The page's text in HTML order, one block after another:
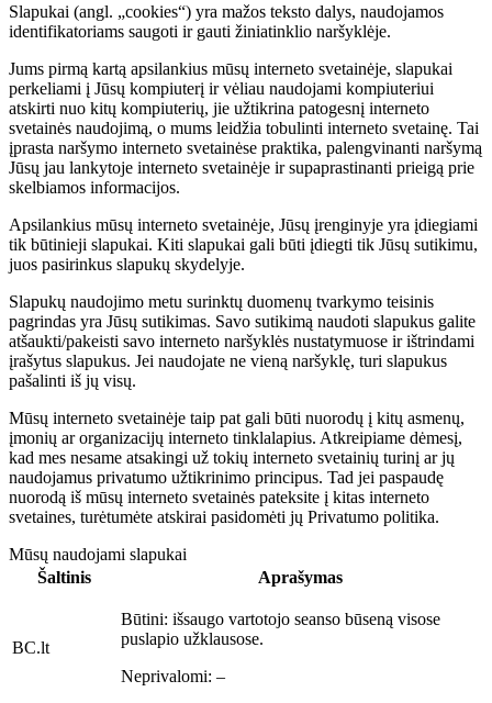
Slapukai (angl. „cookies“) yra mažos teksto dalys, naudojamos
identifikatoriams saugoti ir gauti žiniatinklio naršyklėje.
Jums pirmą kartą apsilankius mūsų interneto svetainėje, slapukai
perkeliami į Jūsų kompiuterį ir vėliau naudojami kompiuteriui
atskirti nuo kitų kompiuterių, jie užtikrina patogesnį interneto
svetainės naudojimą, o mums leidžia tobulinti interneto svetainę. Tai
įprasta naršymo interneto svetainėse praktika, palengvinanti naršymą
Jūsų jau lankytoje interneto svetainėje ir supaprastinanti prieigą prie
skelbiamos informacijos.
Apsilankius mūsų interneto svetainėje, Jūsų įrenginyje yra įdiegiami
tik būtinieji slapukai. Kiti slapukai gali būti įdiegti tik Jūsų sutikimu,
juos pasirinkus slapukų skydelyje.
Slapukų naudojimo metu surinktų duomenų tvarkymo teisinis
pagrindas yra Jūsų sutikimas. Savo sutikimą naudoti slapukus galite
atšaukti/pakeisti savo interneto naršyklės nustatymuose ir ištrindami
įrašytus slapukus. Jei naudojate ne vieną naršyklę, turi slapukus
pašalinti iš jų visų.
Mūsų interneto svetainėje taip pat gali būti nuorodų į kitų asmenų,
įmonių ar organizacijų interneto tinklalapius. Atkreipiame dėmesį,
kad mes nesame atsakingi už tokių interneto svetainių turinį ar jų
naudojamus privatumo užtikrinimo principus. Tad jei paspaudę
nuorodą iš mūsų interneto svetainės pateksite į kitas interneto
svetaines, turėtumėte atskirai pasidomėti jų Privatumo politika.
Mūsų naudojami slapukai
Šaltinis
Aprašymas
BC.lt
Būtini: išsaugo vartotojo seanso būseną visose
puslapio užklausose.
Neprivalomi: –